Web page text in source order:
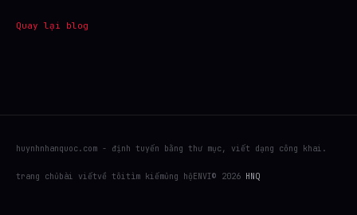
Quay lại blog
huynhnhanquoc.com - định tuyến bằng thư mục, viết dạng công khai.
trang chủbài viếtvề tôitìm kiếmủng hộENVI© 2026 HNQ